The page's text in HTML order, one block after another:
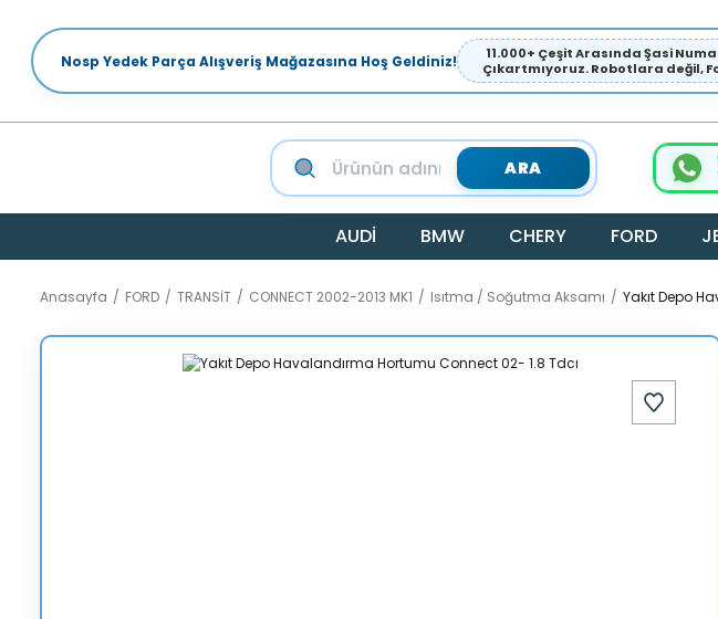
Nosp Yedek Parça Alışveriş Mağazasına Hoş Geldiniz!
11.000+ Çeşit Arasında Şasi
Çıkartmıyoruz. Robotlara değil,
ARA
AUDİ BMW CHERY FORD
Anasayfa FORD TRANSİT CONNECT 2002-2013 MK1 Isıtma / Soğutma Aksamı Yakıt Depo